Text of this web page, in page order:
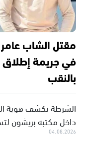
مقتل الشاب عامر
في جريمة إطلاق
بالنقب
الشرطة تكشف هوية
داخل مكتبه بريشون
04.08.2026